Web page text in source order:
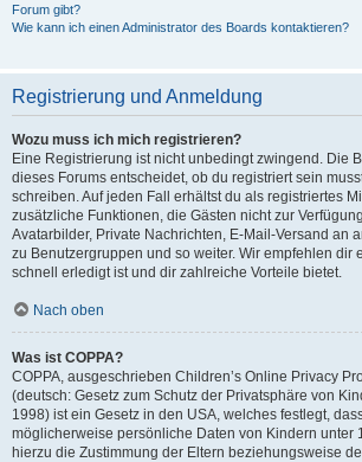
Forum gibt?
Wie kann ich einen Administrator des Boards kontaktieren?
Registrierung und Anmeldung
Wozu muss ich mich registrieren?
Eine Registrierung ist nicht unbedingt zwingend. Die
dieses Forums entscheidet, ob du registriert sein
schreiben. Auf jeden Fall erhältst du als registriertes
zusätzliche Funktionen, die Gästen nicht zur
Avatarbilder, Private Nachrichten, E-Mail-Versand an
zu Benutzergruppen und so weiter. Wir empfehlen dir
schnell erledigt ist und dir zahlreiche Vorteile bietet.
Nach oben
Was ist COPPA?
COPPA, ausgeschrieben Children’s Online Privacy
(deutsch: Gesetz zum Schutz der Privatsphäre von
1998) ist ein Gesetz in den USA, welches festlegt,
möglicherweise persönliche Daten von Kindern unter
hierzu die Zustimmung der Eltern beziehungsweise